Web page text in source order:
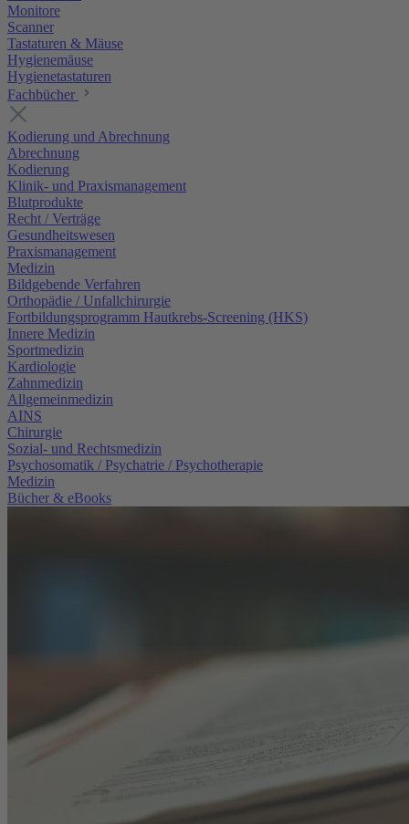
Monitore
Scanner
Tastaturen & Mäuse
Hygienemäuse
Hygienetastaturen
Fachbücher
Kodierung und Abrechnung
Abrechnung
Kodierung
Klinik- und Praxismanagement
Blutprodukte
Recht / Verträge
Gesundheitswesen
Praxismanagement
Medizin
Bildgebende Verfahren
Orthopädie / Unfallchirurgie
Fortbildungsprogramm Hautkrebs-Screening (HKS)
Innere Medizin
Sportmedizin
Kardiologie
Zahnmedizin
Allgemeinmedizin
AINS
Chirurgie
Sozial- und Rechtsmedizin
Psychosomatik / Psychatrie / Psychotherapie
Medizin
Bücher & eBooks